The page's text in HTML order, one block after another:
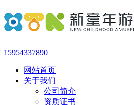
15954337890
网站首页
关于我们
公司简介
资质证书